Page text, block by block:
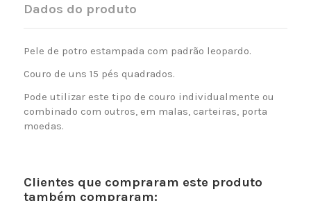
Dados do produto
Pele de potro estampada com padrão leopardo.
Couro de uns 15 pés quadrados.
Pode utilizar este tipo de couro individualmente ou
combinado com outros, em malas, carteiras, porta
moedas.
Clientes que compraram este produto
também compraram: